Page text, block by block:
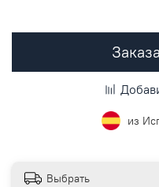
из
Выбрать